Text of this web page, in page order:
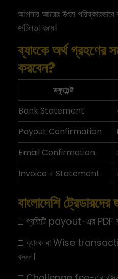
আপনার আয়ের উৎস পরিষ্কারভাবে
জটিলতা কমে।
ব্যাংকে অর্থ গ্রহণের
করবেন?
ডকুমেন্ট
Bank Statement
Payout Confirmation
Email Confirmation
Invoice বা Statement
বাংলাদেশি
□ প্রতিটি payout-এর PDF
□ ব্যাংক বা Wise
করুন।